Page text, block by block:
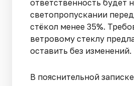
ответственность будет
светопропускании
стёкол менее 35%.
ветровому стеклу
оставить без изменений.
В пояснительной